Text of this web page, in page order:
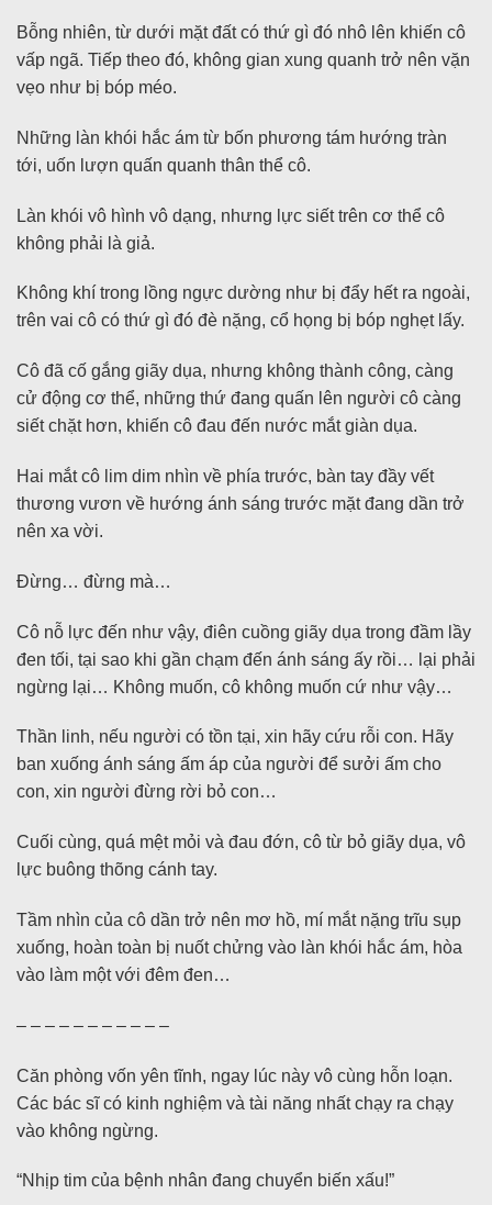
Bỗng nhiên, từ dưới mặt đất có thứ gì đó nhô lên khiến cô
vấp ngã. Tiếp theo đó, không gian xung quanh trở nên vặn
vẹo như bị bóp méo.
Những làn khói hắc ám từ bốn phương tám hướng tràn
tới, uốn lượn quấn quanh thân thể cô.
Làn khói vô hình vô dạng, nhưng lực siết trên cơ thể cô
không phải là giả.
Không khí trong lồng ngực dường như bị đẩy hết ra ngoài,
trên vai cô có thứ gì đó đè nặng, cổ họng bị bóp nghẹt lấy.
Cô đã cố gắng giãy dụa, nhưng không thành công, càng
cử động cơ thể, những thứ đang quấn lên người cô càng
siết chặt hơn, khiến cô đau đến nước mắt giàn dụa.
Hai mắt cô lim dim nhìn về phía trước, bàn tay đầy vết
thương vươn về hướng ánh sáng trước mặt đang dần trở
nên xa vời.
Đừng… đừng mà…
Cô nỗ lực đến như vậy, điên cuồng giãy dụa trong đầm lầy
đen tối, tại sao khi gần chạm đến ánh sáng ấy rồi… lại phải
ngừng lại… Không muốn, cô không muốn cứ như vậy…
Thần linh, nếu người có tồn tại, xin hãy cứu rỗi con. Hãy
ban xuống ánh sáng ấm áp của người để sưởi ấm cho
con, xin người đừng rời bỏ con…
Cuối cùng, quá mệt mỏi và đau đớn, cô từ bỏ giãy dụa, vô
lực buông thõng cánh tay.
Tầm nhìn của cô dần trở nên mơ hồ, mí mắt nặng trĩu sụp
xuống, hoàn toàn bị nuốt chửng vào làn khói hắc ám, hòa
vào làm một với đêm đen…
– – – – – – – – – – –
Căn phòng vốn yên tĩnh, ngay lúc này vô cùng hỗn loạn.
Các bác sĩ có kinh nghiệm và tài năng nhất chạy ra chạy
vào không ngừng.
“Nhịp tim của bệnh nhân đang chuyển biến xấu!”